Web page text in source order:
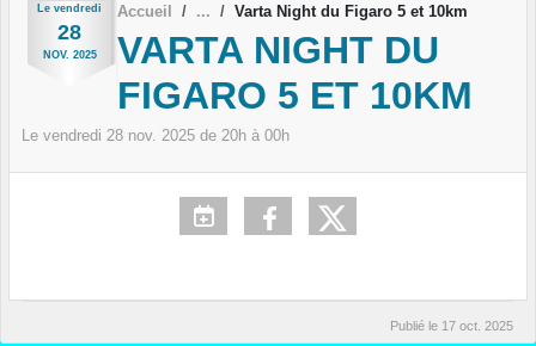
Le vendredi
28
NOV. 2025
Accueil Varta Night du Figaro 5 et 10km
VARTA NIGHT DU
FIGARO 5 ET 10KM
Le vendredi 28 nov. 2025 de 20h à 00h
Publié le 17 oct. 2025